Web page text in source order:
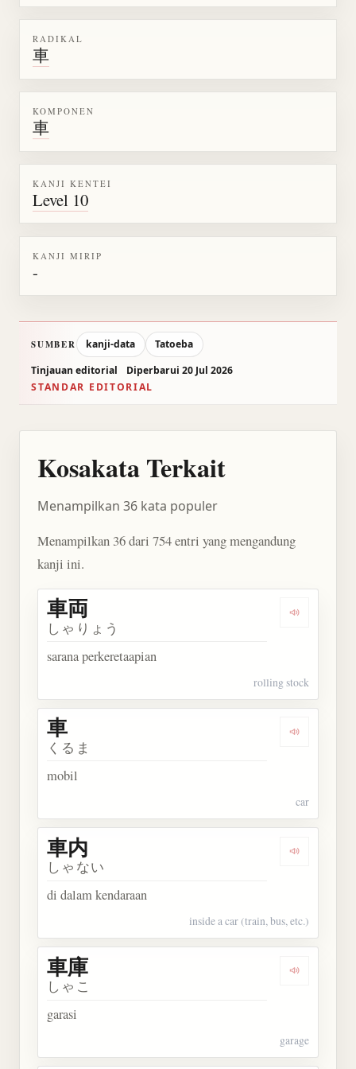
RADIKAL
車
KOMPONEN
車
KANJI KENTEI
Level 10
KANJI MIRIP
-
SUMBER kanji-data
Tatoeba
Tinjauan editorial
Diperbarui 20 Jul 2026
STANDAR EDITORIAL
Kosakata Terkait
Menampilkan 36 kata populer
Menampilkan 36 dari 754 entri yang mengandung
kanji ini.
Dengarkan
車両
しゃりょう
sarana perkeretaapian
rolling stock
Dengarkan
車
くるま
mobil
car
Dengarkan
車内
しゃない
di dalam kendaraan
inside a car (train, bus, etc.)
Dengarkan
車庫
しゃこ
garasi
garage